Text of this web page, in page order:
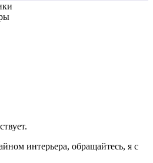
интерьера, обращайтесь, я с